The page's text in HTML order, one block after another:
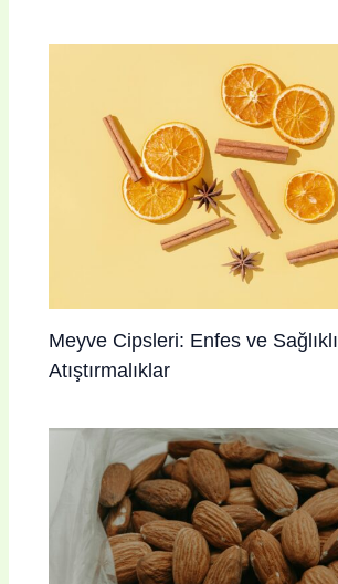
Meyve Cipsleri: Enfes ve Sağlıklı
Atıştırmalıklar